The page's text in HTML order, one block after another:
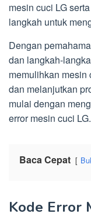
mesin cuci LG
langkah untuk
Dengan
dan langkah-
memulihkan mesin
dan melanjutkan
mulai dengan
error mesin cuci LG.
Baca Cepat
Kode Error